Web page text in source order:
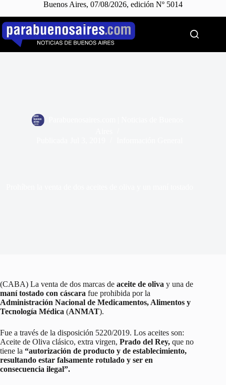
Buenos Aires, 07/08/2026, edición Nº 5014
Saltar
contenido
(CABA) La venta de dos marcas de aceite de oliva y una de
maní tostado con cáscara fue prohibida por la
Administración Nacional de Medicamentos, Alimentos y
Tecnología Médica (ANMAT).
Fue a través de la disposición 5220/2019. Los aceites son:
Aceite de Oliva clásico, extra virgen, Prado del Rey, que no
tiene la “autorización de producto y de establecimiento,
resultando estar falsamente rotulado y ser en
consecuencia ilegal”.